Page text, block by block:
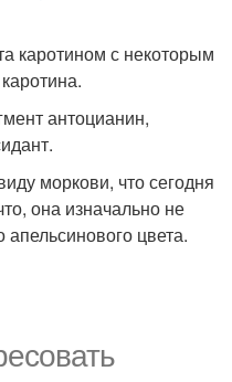
каротином с некоторым
антоцианин,
моркови, что сегодня
она изначально не
цвета.